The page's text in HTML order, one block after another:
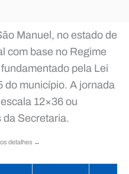
Manuel, no estado de
com base no Regime
pela Lei
do município. A jornada
12×36 ou
Secretaria.
detalhes ↔️